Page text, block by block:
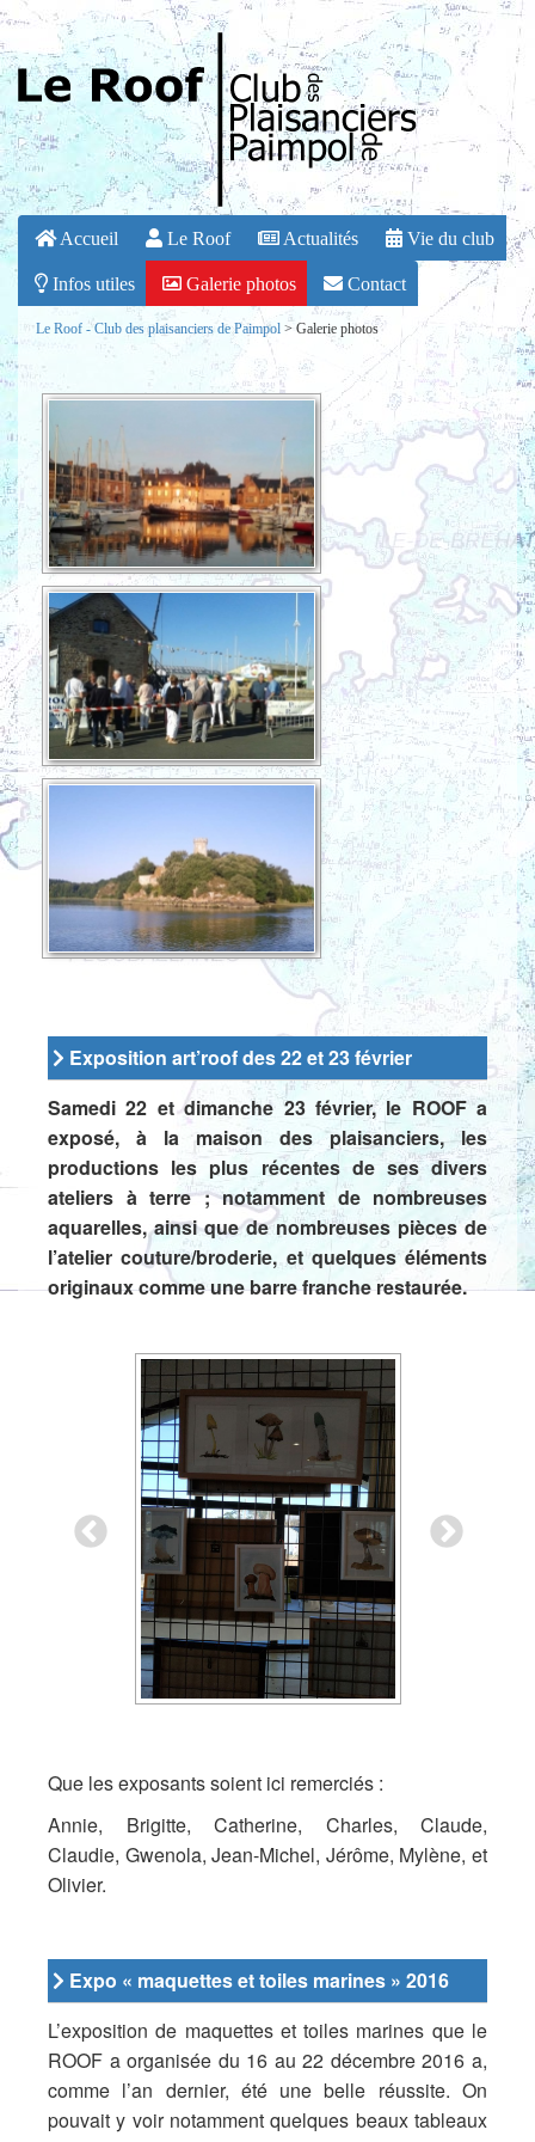
Accueil Le Roof Actualités Vie du club
Infos utiles Galerie photos Contact
Le Roof - Club des plaisanciers de Paimpol > Galerie photos
Exposition art’roof des 22 et 23 février
Samedi 22 et dimanche 23 février, le ROOF a
exposé, à la maison des plaisanciers, les
productions les plus récentes de ses divers
ateliers à terre ; notamment de nombreuses
aquarelles, ainsi que de nombreuses pièces de
l’atelier couture/broderie, et quelques éléments
originaux comme une barre franche restaurée.
Que les exposants soient ici remerciés :
Annie, Brigitte, Catherine, Charles, Claude,
Claudie, Gwenola, Jean-Michel, Jérôme, Mylène, et
Olivier.
Expo « maquettes et toiles marines » 2016
L’exposition de maquettes et toiles marines que le
ROOF a organisée du 16 au 22 décembre 2016 a,
comme l’an dernier, été une belle réussite. On
pouvait y voir notamment quelques beaux tableaux